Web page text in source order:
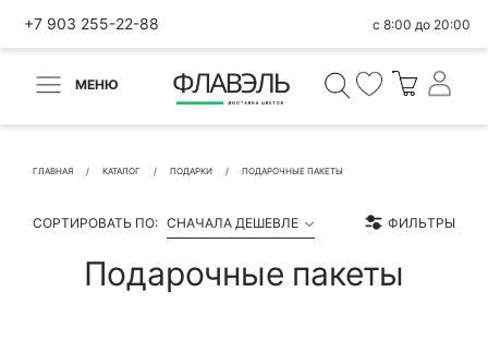
+7 903 255-22-88 с 8:00 до 20:00
МЕНЮ
ГЛАВНАЯ КАТАЛОГ ПОДАРКИ ПОДАРОЧНЫЕ ПАКЕТЫ
СОРТИРОВАТЬ ПО: СНАЧАЛА ДЕШЕВЛЕ ФИЛЬТРЫ
Подарочные пакеты
ВЕРНУТЬСЯ
Быстрая покупка
КОНТАКТНЫЕ ДАННЫЕ